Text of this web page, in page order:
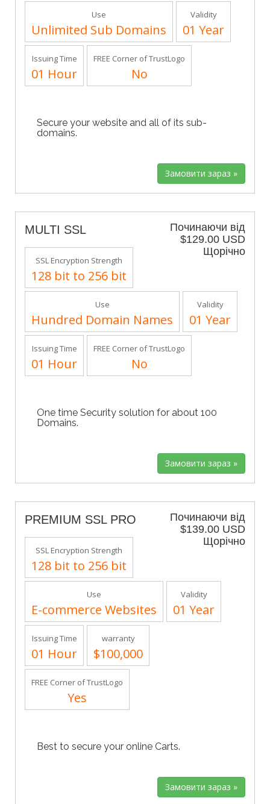
Use
Unlimited Sub Domains
Validity
01 Year
Issuing Time
01 Hour
FREE Corner of TrustLogo
No
Secure your website and all of its sub-
domains.
Починаючи від
$129.00 USD
Щорічно
MULTI SSL
SSL Encryption Strength
128 bit to 256 bit
Use
Hundred Domain Names
Validity
01 Year
Issuing Time
01 Hour
FREE Corner of TrustLogo
No
One time Security solution for about 100
Domains.
Починаючи від
$139.00 USD
Щорічно
PREMIUM SSL PRO
SSL Encryption Strength
128 bit to 256 bit
Use
E-commerce Websites
Validity
01 Year
Issuing Time
01 Hour
warranty
$100,000
FREE Corner of TrustLogo
Yes
Best to secure your online Carts.